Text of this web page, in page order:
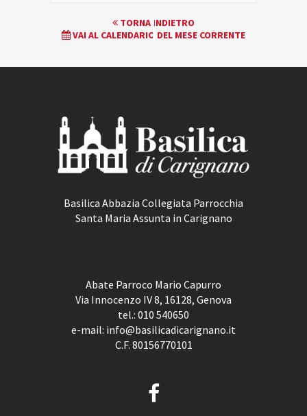
EVENTO
NAVIGATION
TORNA INDIETRO
VAI AL CALENDARIO DEL MESE CORRENTE
Basilica Abbazia Collegiata Parrocchia
Santa Maria Assunta in Carignano
Abate Parroco Mario Capurro
Via Innocenzo IV 8, 16128, Genova
tel.: 010 540650
e-mail: info@basilicadicarignano.it
C.F. 80156770101